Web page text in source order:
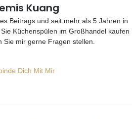
Kuang
Beitrags und seit mehr als 5 Jahren in
Küchenspülen im Großhandel kaufen
Sie mir gerne Fragen stellen.
Dich Mit Mir